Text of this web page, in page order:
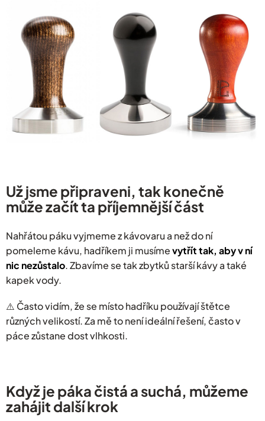
Už jsme připraveni, tak konečně
může začít ta příjemnější část
Nahřátou páku vyjmeme z kávovaru a než do ní
pomeleme kávu, hadříkem ji musímevytřít tak, aby v ní
nic nezůstalo. Zbavíme se tak zbytků starší kávy a také
kapek vody.
⚠️ Často vidím, že se místo hadříku používají štětce
různých velikostí. Za mě to není ideální řešení, často v
páce zůstane dost vlhkosti.
Když je páka čistá a suchá, můžeme
zahájit další krok